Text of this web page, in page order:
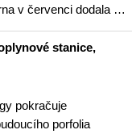
v červenci dodala …
stanice,
pokračuje
porfolia